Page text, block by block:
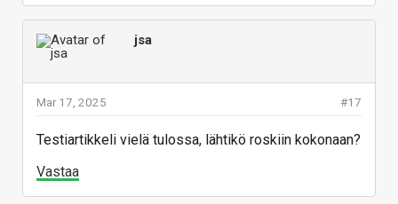
jsa
#17
Mar 17, 2025
Testiartikkeli vielä tulossa, lähtikö roskiin kokonaan?
Vastaa